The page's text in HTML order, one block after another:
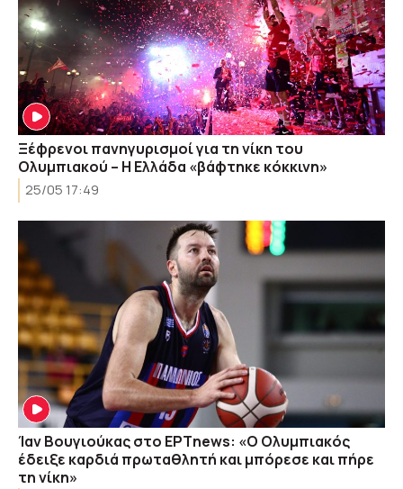
Ξέφρενοι πανηγυρισμοί για τη νίκη του
Ολυμπιακού – Η Ελλάδα «βάφτηκε κόκκινη»
25/05 17:49
Ίαν Βουγιούκας στο ΕΡΤnews: «Ο Ολυμπιακός
έδειξε καρδιά πρωταθλητή και μπόρεσε και πήρε
τη νίκη»